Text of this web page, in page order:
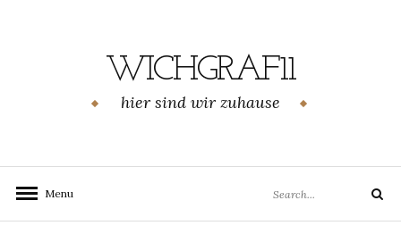
WICHGRAF11
hier sind wir zuhause
Menu
for:
Search